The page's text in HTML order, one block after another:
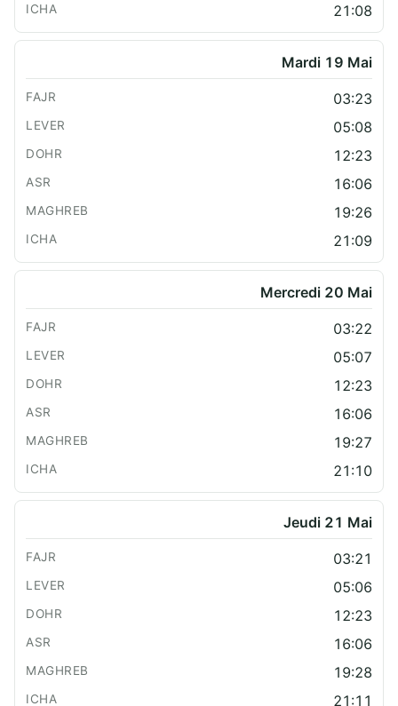
21:08
Mardi 19 Mai
03:23
05:08
12:23
16:06
19:26
21:09
Mercredi 20 Mai
03:22
05:07
12:23
16:06
19:27
21:10
Jeudi 21 Mai
03:21
05:06
12:23
16:06
19:28
21:11